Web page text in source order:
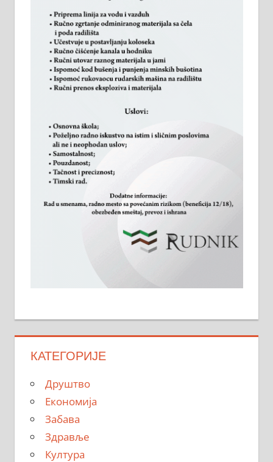
КАТЕГОРИЈЕ
Друштво
Економија
Забава
Здравље
Култура